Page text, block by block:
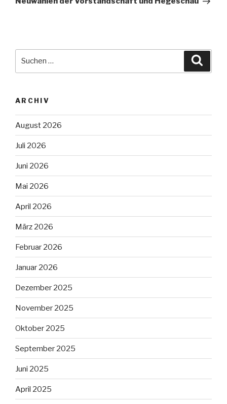
ARCHIV
August 2026
Juli 2026
Juni 2026
Mai 2026
April 2026
März 2026
Februar 2026
Januar 2026
Dezember 2025
November 2025
Oktober 2025
September 2025
Juni 2025
April 2025